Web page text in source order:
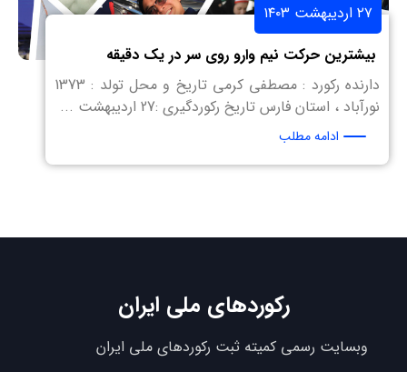
۲۷ اردیبهشت ۱۴۰۳
بیشترین حرکت نیم وارو روی سر در یک دقیقه
دارنده رکورد : مصطفی کرمی تاریخ و محل تولد : 1373
نورآباد ، استان فارس تاریخ رکوردگیری :27 اردیبهشت ...
ادامه مطلب
رکوردهای ملی ایران
وبسایت رسمی کمیته ثبت رکوردهای ملی ایران